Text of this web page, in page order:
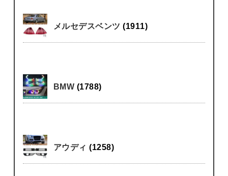
メルセデスベンツ(1911)
BMW (1788)
アウディ(1258)